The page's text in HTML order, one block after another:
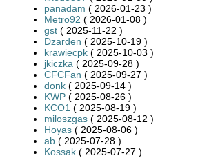
panadam ( 2026-01-23 )
Metro92 ( 2026-01-08 )
gst ( 2025-11-22 )
Dzarden ( 2025-10-19 )
krawiecpk ( 2025-10-03 )
jkiczka ( 2025-09-28 )
CFCFan ( 2025-09-27 )
donk ( 2025-09-14 )
KWP ( 2025-08-26 )
KCO1 ( 2025-08-19 )
miloszgas ( 2025-08-12 )
Hoyas ( 2025-08-06 )
ab ( 2025-07-28 )
Kossak ( 2025-07-27 )